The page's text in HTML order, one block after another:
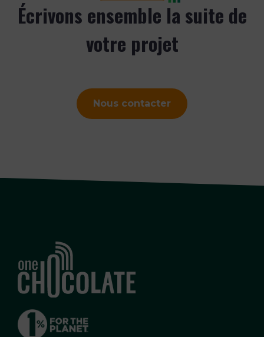
Écrivons ensemble la suite de
votre projet
Nous contacter